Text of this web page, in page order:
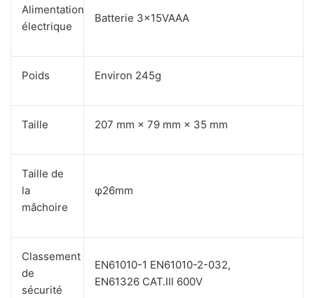
Alimentation
électrique
Batterie 3×15VAAA
Poids Environ 245g
Taille 207 mm × 79 mm × 35 mm
Taille de
la
mâchoire
φ26mm
Classement
de
sécurité
EN61010-1 EN61010-2-032,
EN61326 CAT.Ⅲ 600V